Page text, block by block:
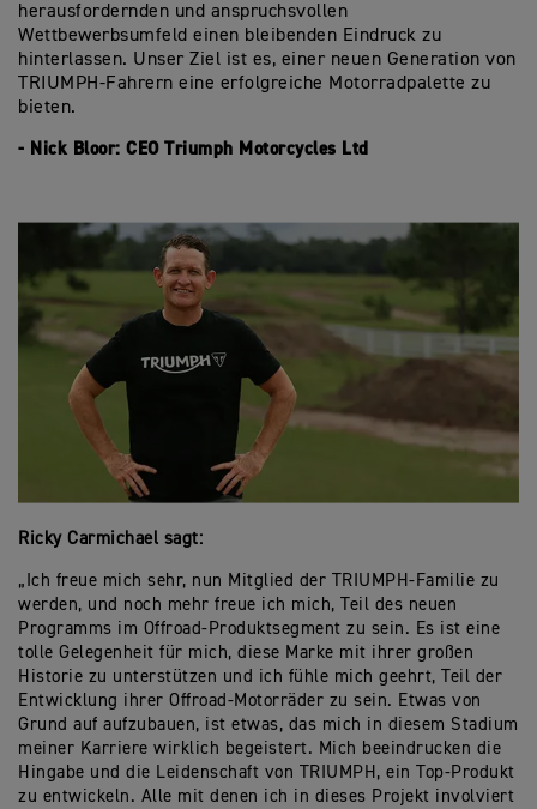
herausfordernden und anspruchsvollen
Wettbewerbsumfeld einen bleibenden Eindruck zu
hinterlassen. Unser Ziel ist es, einer neuen Generation von
TRIUMPH-Fahrern eine erfolgreiche Motorradpalette zu
bieten.
- Nick Bloor: CEO Triumph Motorcycles Ltd
Ricky Carmichael sagt:
„Ich freue mich sehr, nun Mitglied der TRIUMPH-Familie zu
werden, und noch mehr freue ich mich, Teil des neuen
Programms im Offroad-Produktsegment zu sein. Es ist eine
tolle Gelegenheit für mich, diese Marke mit ihrer großen
Historie zu unterstützen und ich fühle mich geehrt, Teil der
Entwicklung ihrer Offroad-Motorräder zu sein. Etwas von
Grund auf aufzubauen, ist etwas, das mich in diesem Stadium
meiner Karriere wirklich begeistert. Mich beeindrucken die
Hingabe und die Leidenschaft von TRIUMPH, ein Top-Produkt
zu entwickeln. Alle mit denen ich in dieses Projekt involviert